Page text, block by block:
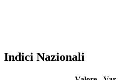
Indici Nazionali